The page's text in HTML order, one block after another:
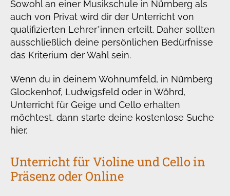
Sowohl an einer Musikschule in Nürnberg als
auch von Privat wird dir der Unterricht von
qualifizierten Lehrer*innen erteilt. Daher sollten
ausschließlich deine persönlichen Bedürfnisse
das Kriterium der Wahl sein.
Wenn du in deinem Wohnumfeld, in Nürnberg
Glockenhof, Ludwigsfeld oder in Wöhrd,
Unterricht für Geige und Cello erhalten
möchtest, dann starte deine kostenlose Suche
hier.
Unterricht für Violine und Cello in
Präsenz oder Online